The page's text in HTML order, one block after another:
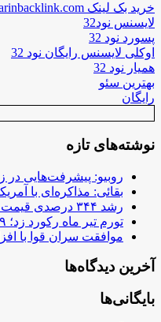
خرید بک لینک behtarinbacklink.com
لایسنس نود32
پسورد نود 32
اوکلی لایسنس رایگان نود 32
همیار نود 32
بهترین سئو
رایگان
نوشته‌های تازه
روبیو: پیشرفت‌هایی
بقائی: مذاکره‌ای با
رشد ۳۴۴ درصدی قیمت روغن/ لبنیات چقدر گران شد؟
تورم تیر ماه رکورد زد؛ ۸۳.۹ درصد
موافقت سران قوا با
آخرین دیدگاه‌ها
بایگانی‌ها